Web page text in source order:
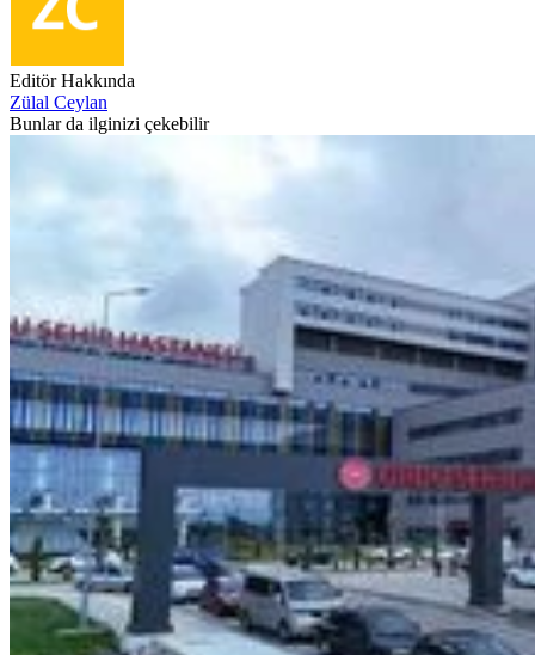
Editör Hakkında
Zülal Ceylan
Bunlar da ilginizi çekebilir